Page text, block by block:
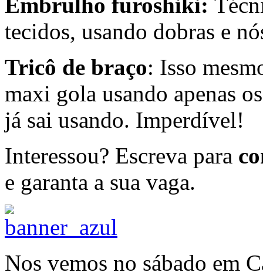
tecidos, usando dobras e
Tricô de braço: Isso
maxi gola usando apenas
já sai usando. Imperdível!
Interessou? Escreva para
e garanta a sua vaga.
Nos vemos no sábado em